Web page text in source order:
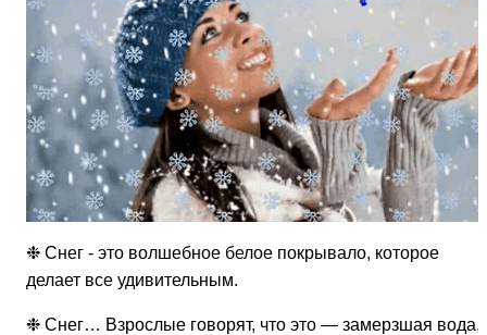
❉ Снег - это волшебное белое покрывало, которое
делает все удивительным.
❉ Снег… Взрослые говорят, что это — замерзшая вода,